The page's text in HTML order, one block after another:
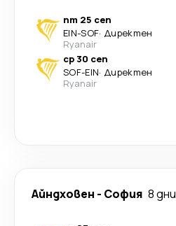
пт 25 сеп
EIN-SOF· Директен
Ryanair
ср 30 сеп
SOF-EIN· Директен
Ryanair
Айндховен - София 8 дни